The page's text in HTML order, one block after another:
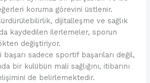
koruma görevini üstlenir.
dijitalleşme ve sağlık
kaydedilen ilerlemeler, sporun
değiştiriyor.
başarı sadece sportif başarıları değil,
bir kulübün mali sağlığını, itibarını
de belirlemektedir.